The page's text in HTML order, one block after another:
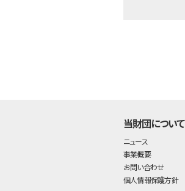
当財団について
ニュース
事業概要
お問い合わせ
個人情報保護方針